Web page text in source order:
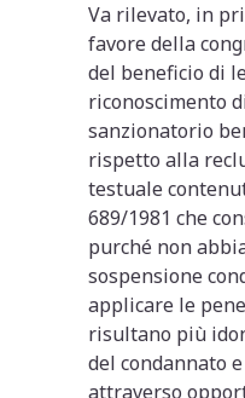
Va rilevato, in
favore della
del beneficio di
riconoscimento
sanzionatorio
rispetto alla
testuale
689/1981 che
purché non
sospensione
applicare le
risultano più
del condannato
attraverso